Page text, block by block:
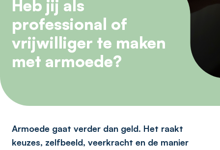
Heb jij als
professional of
vrijwilliger te maken
met armoede?
Armoede gaat verder dan geld. Het raakt
keuzes, zelfbeeld, veerkracht en de manier